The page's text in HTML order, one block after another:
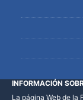
INFORMACIÓN
La página Web de